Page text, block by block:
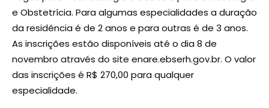
e Obstetrícia. Para algumas especialidades a duração
da residência é de 2 anos e para outras é de 3 anos.
As inscrições estão disponíveis até o dia 8 de
novembro através do site enare.ebserh.gov.br. O valor
das inscrições é R$ 270,00 para qualquer
especialidade.